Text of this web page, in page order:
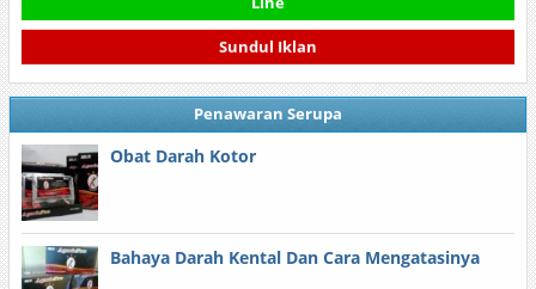
Sundul Iklan
Penawaran Serupa
Obat Darah Kotor
Bahaya Darah Kental Dan Cara Mengatasinya